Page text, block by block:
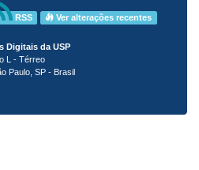
RSS Ver alterações recentes
Digitais da USP
L - Térreo
Paulo, SP - Brasil